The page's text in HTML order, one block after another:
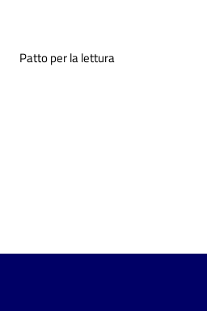
Patto per la lettura